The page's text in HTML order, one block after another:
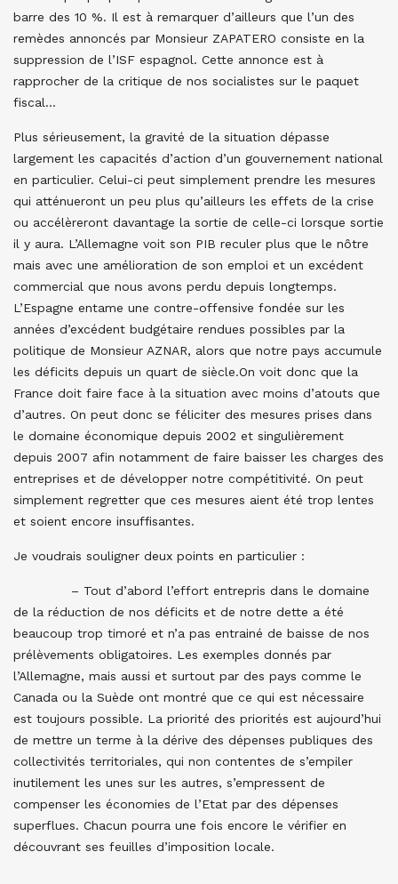
barre des 10 %. Il est à remarquer d’ailleurs que l’un des
remèdes annoncés par Monsieur ZAPATERO consiste en la
suppression de l’ISF espagnol. Cette annonce est à
rapprocher de la critique de nos socialistes sur le paquet
fiscal…
Plus sérieusement, la gravité de la situation dépasse
largement les capacités d’action d’un gouvernement national
en particulier. Celui-ci peut simplement prendre les mesures
qui atténueront un peu plus qu’ailleurs les effets de la crise
ou accélèreront davantage la sortie de celle-ci lorsque sortie
il y aura. L’Allemagne voit son PIB reculer plus que le nôtre
mais avec une amélioration de son emploi et un excédent
commercial que nous avons perdu depuis longtemps.
L’Espagne entame une contre-offensive fondée sur les
années d’excédent budgétaire rendues possibles par la
politique de Monsieur AZNAR, alors que notre pays accumule
les déficits depuis un quart de siècle.On voit donc que la
France doit faire face à la situation avec moins d’atouts que
d’autres. On peut donc se féliciter des mesures prises dans
le domaine économique depuis 2002 et singulièrement
depuis 2007 afin notamment de faire baisser les charges des
entreprises et de développer notre compétitivité. On peut
simplement regretter que ces mesures aient été trop lentes
et soient encore insuffisantes.
Je voudrais souligner deux points en particulier :
– Tout d’abord l’effort entrepris dans le domaine
de la réduction de nos déficits et de notre dette a été
beaucoup trop timoré et n’a pas entrainé de baisse de nos
prélèvements obligatoires. Les exemples donnés par
l’Allemagne, mais aussi et surtout par des pays comme le
Canada ou la Suède ont montré que ce qui est nécessaire
est toujours possible. La priorité des priorités est aujourd’hui
de mettre un terme à la dérive des dépenses publiques des
collectivités territoriales, qui non contentes de s’empiler
inutilement les unes sur les autres, s’empressent de
compenser les économies de l’Etat par des dépenses
superflues. Chacun pourra une fois encore le vérifier en
découvrant ses feuilles d’imposition locale.